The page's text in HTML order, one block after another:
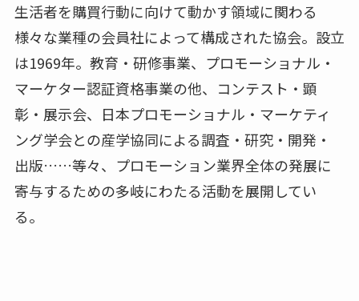
生活者を購買行動に向けて動かす領域に関わる
様々な業種の会員社によって構成された協会。設立
は1969年。教育・研修事業、プロモーショナル・
マーケター認証資格事業の他、コンテスト・顕
彰・展示会、日本プロモーショナル・マーケティ
ング学会との産学協同による調査・研究・開発・
出版……等々、プロモーション業界全体の発展に
寄与するための多岐にわたる活動を展開してい
る。